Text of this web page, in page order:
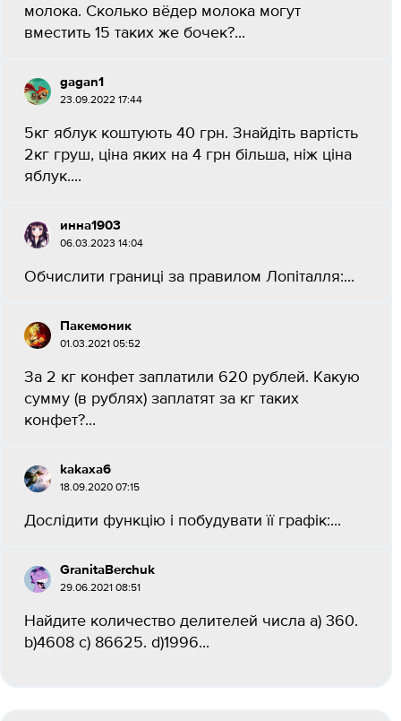
молока. Сколько вёдер молока могут
вместить 15 таких же бочек?...
gagan1
23.09.2022 17:44
5кг яблук коштують 40 грн. Знайдіть вартість
2кг груш, ціна яких на 4 грн більша, ніж ціна
яблук....
инна1903
06.03.2023 14:04
Обчислити границі за правилом Лопіталля:...
Пакемоник
01.03.2021 05:52
За 2 кг конфет заплатили 620 рублей. Какую
сумму (в рублях) заплатят за кг таких
конфет?...
kakaxa6
18.09.2020 07:15
Дослідити функцію і побудувати її графік:...
GranitaBerchuk
29.06.2021 08:51
Найдите количество делителей числа a) 360.
b)4608 c) 86625. d)1996...